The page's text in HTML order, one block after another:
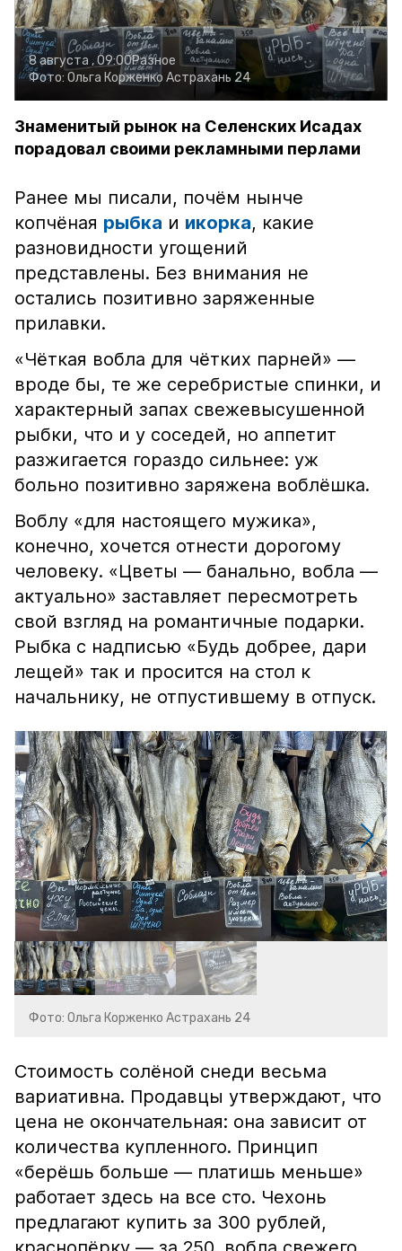
8 августа , 09:00Разное
Фото: Ольга Корженко Астрахань 24
Знаменитый рынок на Селенских Исадах
порадовал своими рекламными перлами
Ранее мы писали, почём нынче
копчёная рыбка и икорка, какие
разновидности угощений
представлены. Без внимания не
остались позитивно заряженные
прилавки.
«Чёткая вобла для чётких парней» —
вроде бы, те же серебристые спинки, и
характерный запах свежевысушенной
рыбки, что и у соседей, но аппетит
разжигается гораздо сильнее: уж
больно позитивно заряжена воблёшка.
Воблу «для настоящего мужика»,
конечно, хочется отнести дорогому
человеку. «Цветы — банально, вобла —
актуально» заставляет пересмотреть
свой взгляд на романтичные подарки.
Рыбка с надписью «Будь добрее, дари
лещей» так и просится на стол к
начальнику, не отпустившему в отпуск.
Фото: Ольга Корженко Астрахань 24
Стоимость солёной снеди весьма
вариативна. Продавцы утверждают, что
цена не окончательная: она зависит от
количества купленного. Принцип
«берёшь больше — платишь меньше»
работает здесь на все сто. Чехонь
предлагают купить за 300 рублей,